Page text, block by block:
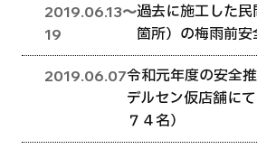
2019.06.13〜
19
過去に施工した
箇所）の梅雨前
2019.06.07令和元年度の安全
デルセン仮店舗に
７４名）